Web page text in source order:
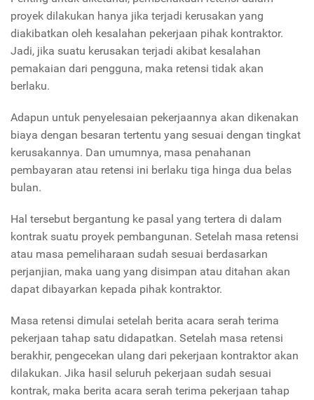
proyek dilakukan hanya jika terjadi kerusakan yang
diakibatkan oleh kesalahan pekerjaan pihak kontraktor.
Jadi, jika suatu kerusakan terjadi akibat kesalahan
pemakaian dari pengguna, maka retensi tidak akan
berlaku.
Adapun untuk penyelesaian pekerjaannya akan dikenakan
biaya dengan besaran tertentu yang sesuai dengan tingkat
kerusakannya. Dan umumnya, masa penahanan
pembayaran atau retensi ini berlaku tiga hinga dua belas
bulan.
Hal tersebut bergantung ke pasal yang tertera di dalam
kontrak suatu proyek pembangunan. Setelah masa retensi
atau masa pemeliharaan sudah sesuai berdasarkan
perjanjian, maka uang yang disimpan atau ditahan akan
dapat dibayarkan kepada pihak kontraktor.
Masa retensi dimulai setelah berita acara serah terima
pekerjaan tahap satu didapatkan. Setelah masa retensi
berakhir, pengecekan ulang dari pekerjaan kontraktor akan
dilakukan. Jika hasil seluruh pekerjaan sudah sesuai
kontrak, maka berita acara serah terima pekerjaan tahap